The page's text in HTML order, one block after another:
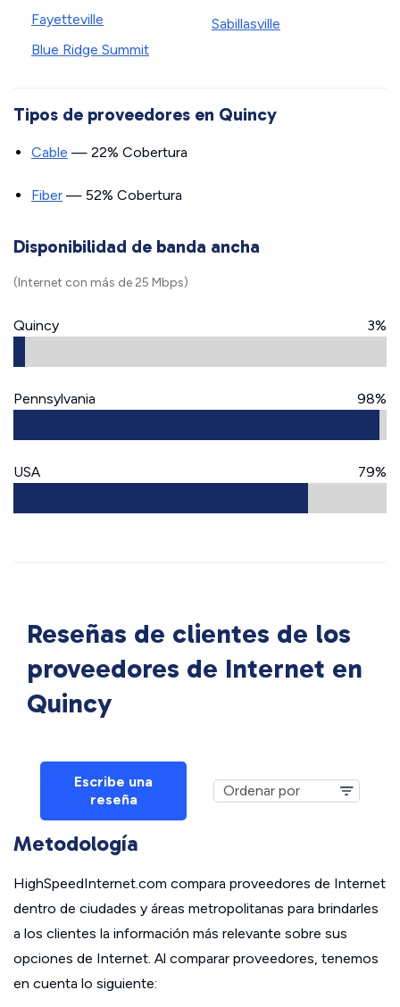
Fayetteville
Blue Ridge Summit
Sabillasville
Tipos de proveedores en Quincy
Cable — 22% Cobertura
Fiber — 52% Cobertura
Disponibilidad de banda ancha
(Internet con más de 25 Mbps)
Quincy 3%
Pennsylvania 98%
USA 79%
Reseñas de clientes de los
proveedores de Internet en
Quincy
Escribe una
reseña
Metodología
HighSpeedInternet.com compara proveedores de Internet
dentro de ciudades y áreas metropolitanas para brindarles
a los clientes la información más relevante sobre sus
opciones de Internet. Al comparar proveedores, tenemos
en cuenta lo siguiente: